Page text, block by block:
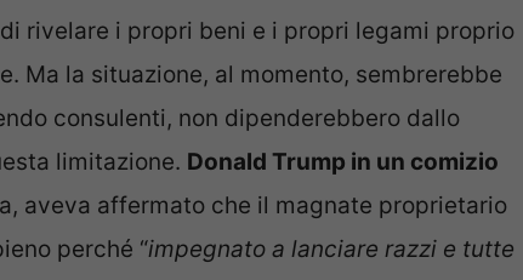
rivelare i propri beni e i propri legami proprio
Ma la situazione, al momento, sembrerebbe
consulenti, non dipenderebbero dallo
limitazione. Donald Trump in un comizio
aveva affermato che il magnate proprietario
perché “impegnato a lanciare razzi e tutte